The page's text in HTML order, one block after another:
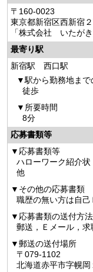
〒160-0023
東京都新宿区西新宿
「株式会社 いたが
最寄り駅
新宿駅 西口駅
駅から勤務地まで
徒歩
所要時間
8分
応募書類等
応募書類等
ハローワーク紹介
他
その他の応募書類
職歴の無い方は自己
応募書類の送付方法
郵送，Ｅメール，
郵送の送付場所
〒079-1102
北海道赤平市字幌岡